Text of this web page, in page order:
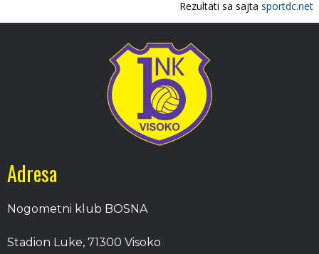
Adresa
Nogometni klub BOSNA
Stadion Luke, 71300 Visoko